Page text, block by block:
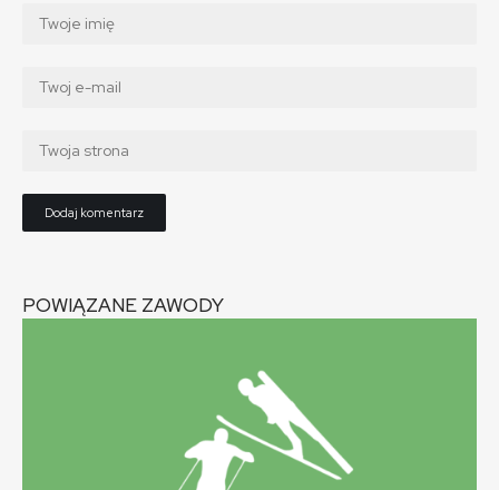
POWIĄZANE ZAWODY